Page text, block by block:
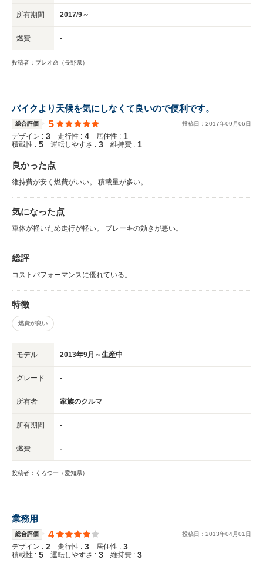
所有期間 2017/9～
燃費 -
投稿者：プレオ命（長野県）
バイクより天候を気にしなくて良いので便利です。
総合評価 5 投稿日： 2017年09 月06日
デザイン : 3 走行性 : 4 居住性 : 1
積載性 : 5 運転しやすさ : 3 維持費 : 1
良かった点
維持費が安く燃費がいい。 積載量が多い。
気になった点
車体が軽いため走行が軽い。 ブレーキの効きが悪い。
総評
コストパフォーマンスに優れている。
特徴
燃費が良い
モデル 2013年9月～生産中
グレード -
所有者 家族のクルマ
所有期間 -
燃費 -
投稿者：くろつー（愛知県）
業務用
総合評価 4 投稿日： 2013年04月01 日
デザイン : 2 走行性 : 3 居住性 : 3
積載性 : 5 運転しやすさ : 3 維持費 : 3